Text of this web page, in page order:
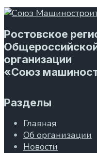
Ростовское
организации
«Союз
Разделы
Главная
Об организации
Новости